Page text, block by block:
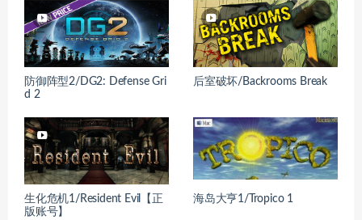
防御阵型2/DG2: Defense Gri
d 2
后室破坏/Backrooms Break
生化危机1/Resident Evil【正
版账号】
海岛大亨1/Tropico 1